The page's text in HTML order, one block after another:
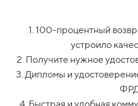
1. 100-процентный
устроило
2. Получите нужное
3. Дипломы и